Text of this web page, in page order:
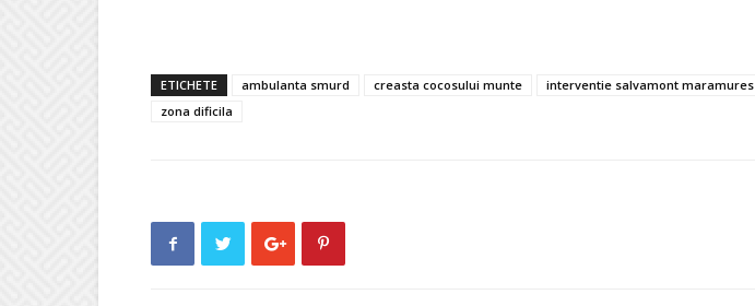
ETICHETE ambulanta smurd creasta cocosului munte interventie salvamont maramures
zona dificila